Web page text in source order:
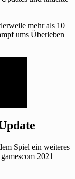
mehr als 10
ums Überleben
Spiel ein weiteres
2021